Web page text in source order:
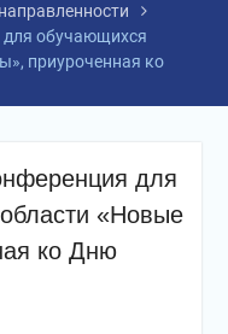
для обучающихся
приуроченная ко
для
«Новые
ко Дню